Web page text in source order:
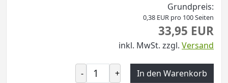
Grundpreis:
0,38 EUR pro 100 Seiten
33,95 EUR
inkl. MwSt. zzgl. Versand
- + In den Warenkorb